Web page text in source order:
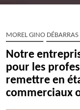
MOREL GINO
Notre
pour les
remettre en
commerciaux